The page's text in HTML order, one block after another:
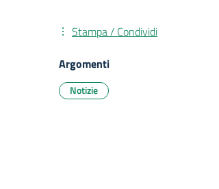
Stampa / Condividi
Argomenti
Notizie